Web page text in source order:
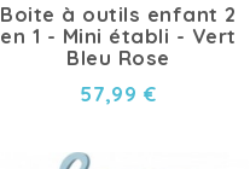
Boite à outils enfant 2
en 1 - Mini établi - Vert
Bleu Rose
57,99 €